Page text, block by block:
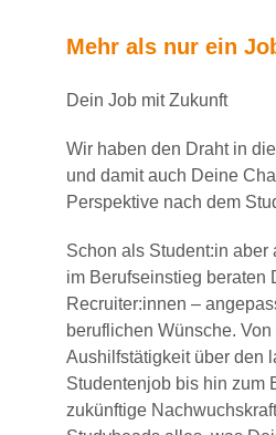
Mehr als nur ein
Dein Job mit Zukunft
Wir haben den Draht in
und damit auch Deine
Perspektive nach dem
Schon als Student:in aber
im Berufseinstieg beraten
Recruiter:innen –
beruflichen Wünsche. Von
Aushilfstätigkeit über den
Studentenjob bis hin zum
zukünftige